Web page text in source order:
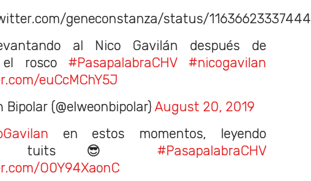
geneconstanza/status/
al Nico Gavilán después de
el rosco #PasapalabraCHV
#nicogavilan
euCcMChY5J
Bipolar (@elweonbipolar) August 20, 2019
en estos momentos, leyendo
tuits 😎 #PasapalabraCHV
O0Y94XaonC